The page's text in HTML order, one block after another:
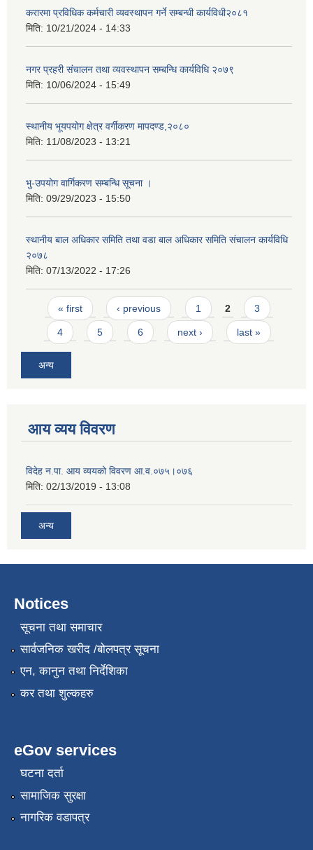
करारमा प्रविधिक कर्मचारी व्यवस्थापन गर्ने सम्बन्धी कार्यविधी२०८१
मिति: 10/21/2024 - 14:33
नगर प्रहरी संचालन तथा व्यवस्थापन सम्बन्धि कार्यविधि २०७९
मिति: 10/06/2024 - 15:49
स्थानीय भूयपयोग क्षेत्र वर्गीकरण मापदण्ड,२०८०
मिति: 11/08/2023 - 13:21
भु-उपयोग वार्गिकरण सम्बन्धि सूचना ।
मिति: 09/29/2023 - 15:50
स्थानीय बाल अधिकार समिति तथा वडा बाल अधिकार समिति संचालन कार्यविधि
२०७८
मिति: 07/13/2022 - 17:26
Pages
« first ‹ previous 1 2 3
4 5 6 next › last »
अन्य
आय व्यय विवरण
विदेह न.पा. आय व्ययको विवरण आ.व.०७५।०७६
मिति: 02/13/2019 - 13:08
अन्य
Notices
सूचना तथा समाचार
सार्वजनिक खरीद /बोलपत्र सूचना
एन, कानुन तथा निर्देशिका
कर तथा शुल्कहरु
eGov services
घटना दर्ता
सामाजिक सुरक्षा
नागरिक वडापत्र